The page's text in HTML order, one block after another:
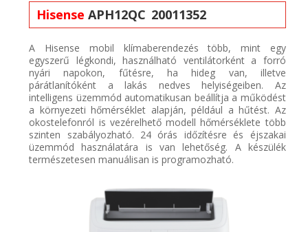
Hisense APH12QC 20011352
A Hisense mobil klímaberendezéstöbb, mint egy
egyszerű légkondi, használható ventilátorként a forró
nyári napokon, fűtésre, ha hideg van, illetve
párátlanítóként a lakás nedves helyiségeiben. Az
intelligens üzemmód automatikusan beállítja a működést
a környezeti hőmérséklet alapján, például a hűtést. Az
okostelefonról is vezérelhetőmodell hőmérséklete több
szinten szabályozható. 24 órás időzítésre és éjszakai
üzemmód használatára is van lehetőség. A készülék
természetesenmanuálisan is programozható.